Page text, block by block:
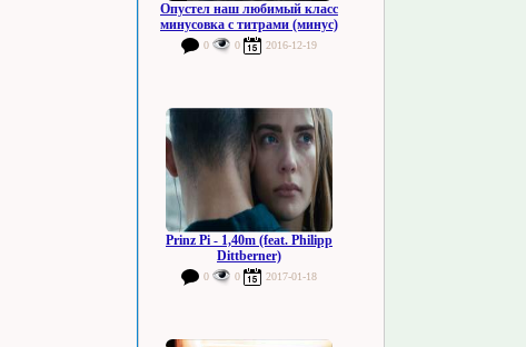
Опустел наш любимый класс
минусовка с титрами (минус)
0 0 2016-12-19
Prinz Pi - 1,40m (feat. Philipp
Dittberner)
0 0 2017-01-18